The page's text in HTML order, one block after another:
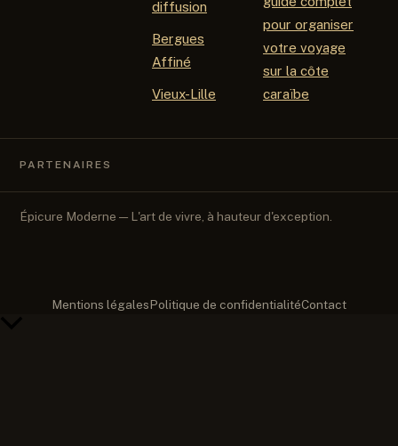
diffusion
Bergues
Affiné
Vieux-Lille
pour organiser
votre voyage
sur la côte
caraïbe
PARTENAIRES
Épicure Moderne — L'art de vivre, à hauteur d'exception.
Mentions légalesPolitique de confidentialitéContact